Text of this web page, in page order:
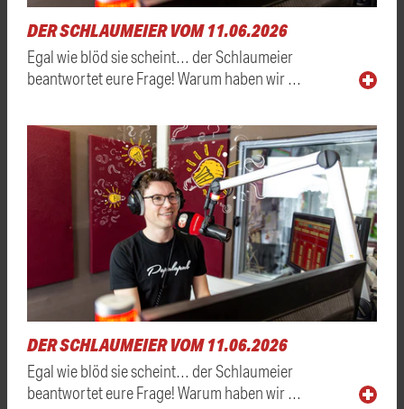
DER SCHLAUMEIER VOM 11.06.2026
Egal wie blöd sie scheint… der Schlaumeier
beantwortet eure Frage! Warum haben wir …
DER SCHLAUMEIER VOM 11.06.2026
Egal wie blöd sie scheint… der Schlaumeier
beantwortet eure Frage! Warum haben wir …